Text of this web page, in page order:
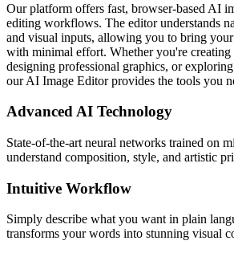
Our platform offers fast, browser-based AI
editing workflows. The editor understands
and visual inputs, allowing you to bring
with minimal effort. Whether you're creating
designing professional graphics, or
our AI Image Editor provides the tools you
Advanced AI Technology
State-of-the-art neural networks trained on
understand composition, style, and artistic
Intuitive Workflow
Simply describe what you want in plain
transforms your words into stunning visual